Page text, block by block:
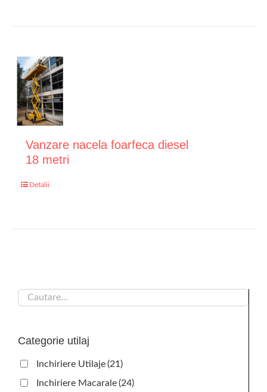
Vanzare nacela foarfeca diesel
18 metri
Detalii
Categorie utilaj
Inchiriere Utilaje(21)
Inchiriere Macarale(24)